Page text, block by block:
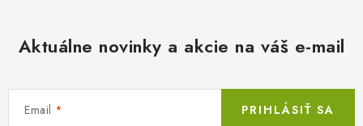
Aktuálne novinky a akcie na váš e-mail
Email PRIHLÁSIŤ SA